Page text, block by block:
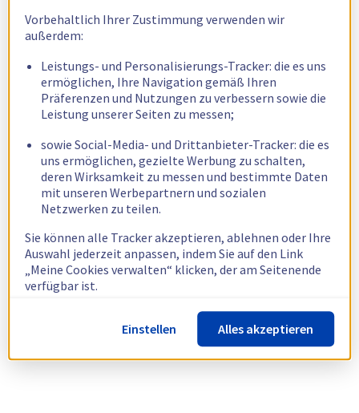
Vorbehaltlich Ihrer Zustimmung verwenden wir
außerdem:
Leistungs- und Personalisierungs-Tracker: die es uns
ermöglichen, Ihre Navigation gemäß Ihren
Präferenzen und Nutzungen zu verbessern sowie die
Leistung unserer Seiten zu messen;
sowie Social-Media- und Drittanbieter-Tracker: die es
uns ermöglichen, gezielte Werbung zu schalten,
deren Wirksamkeit zu messen und bestimmte Daten
mit unseren Werbepartnern und sozialen
Netzwerken zu teilen.
Sie können alle Tracker akzeptieren, ablehnen oder Ihre
Auswahl jederzeit anpassen, indem Sie auf den Link
„Meine Cookies verwalten“ klicken, der am Seitenende
verfügbar ist.
Weitere Informationen finden Sie in unsererRichtlinie
zur Verwendung von Cookies.
Einstellen Alles akzeptieren